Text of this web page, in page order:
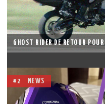
GHOST RIDER DE RETOUR
#2 NEWS